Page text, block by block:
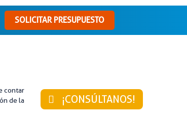
SOLICITAR PRESUPUESTO
¡CONSÚLTANOS!
contar
de la